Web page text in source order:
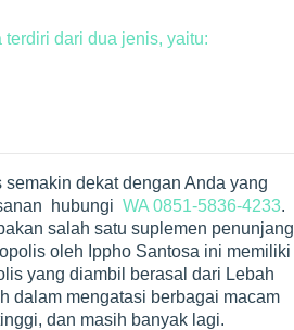
dari dua jenis, yaitu:
dekat dengan Anda yang
hubungi WA 0851-5836-4233.
salah satu suplemen penunjang
oleh Ippho Santosa ini memiliki
yang diambil berasal dari Lebah
dalam mengatasi berbagai macam
dan masih banyak lagi.